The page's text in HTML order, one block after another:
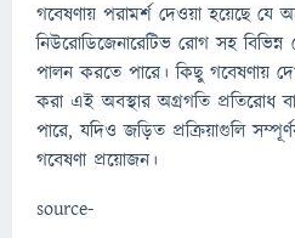
গবেষণায় পরামর্শ দেওয়া হয়েছে যে
নিউরোডিজেনারেটিভ রোগ সহ বিভিন্ন
পালন করতে পারে। কিছু গবেষণায়
করা এই অবস্থার অগ্রগতি প্রতিরোধ
পারে, যদিও জড়িত প্রক্রিয়াগুলি
গবেষণা প্রয়োজন।
source-